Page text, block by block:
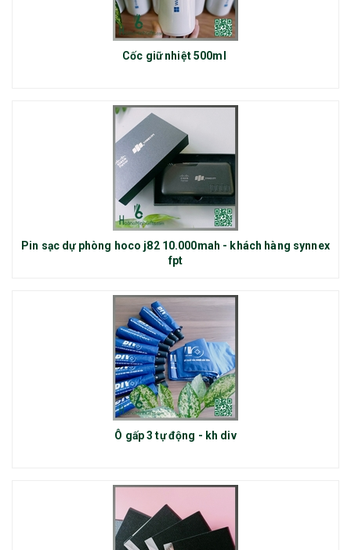
Cốc giữ nhiệt 500ml
Pin sạc dự phòng hoco j82 10.000mah - khách hàng synnex
fpt
Ô gấp 3 tự động - kh div